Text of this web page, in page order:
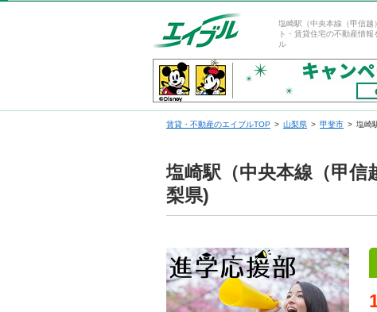
塩崎駅（中央本線（甲信越
ト・賃貸住宅の不動産情
ル
賃貸・不動産のエイブルTOP 山梨県 甲斐市 塩崎
塩崎駅（中央本線（甲
梨県)